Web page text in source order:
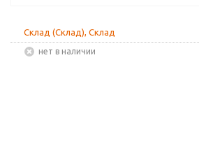
Склад (Склад), Склад
Нет в наличии